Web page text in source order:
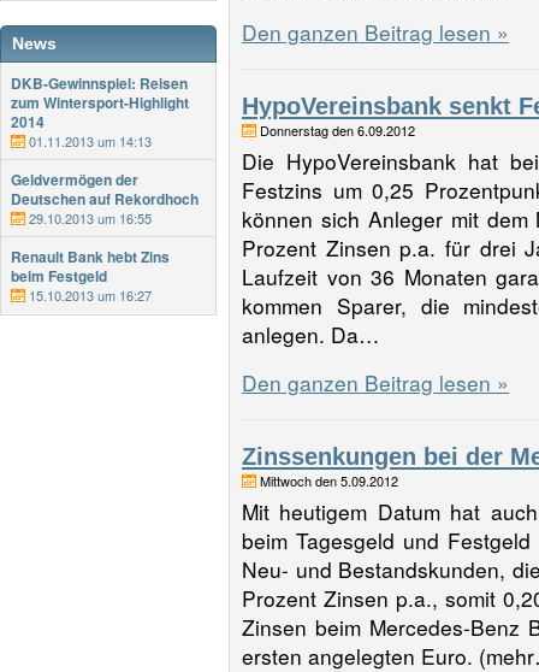
News
DKB-Gewinnspiel: Reisen
zum Wintersport-Highlight
2014
01.11.2013 um 14:13
Geldvermögen der
Deutschen auf Rekordhoch
29.10.2013 um 16:55
Renault Bank hebt Zins
beim Festgeld
15.10.2013 um 16:27
Den ganzen Beitrag lesen »
HypoVereinsbank senkt
Donnerstag den 6.09.2012
Die HypoVereinsbank hat
Festzins um 0,25
können sich Anleger mit
Prozent Zinsen p.a. für drei
Laufzeit von 36 Monaten
kommen Sparer, die
anlegen. Da…
Den ganzen Beitrag lesen »
Zinssenkungen bei der
Mittwoch den 5.09.2012
Mit heutigem Datum hat
beim Tagesgeld und
Neu- und Bestandskunden,
Prozent Zinsen p.a., somit
Zinsen beim Mercedes-Benz
ersten angelegten Euro.